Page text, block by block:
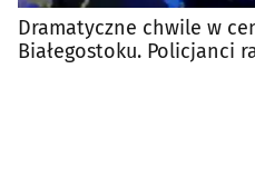
Dramatyczne chwile w
Białegostoku. Policjanci